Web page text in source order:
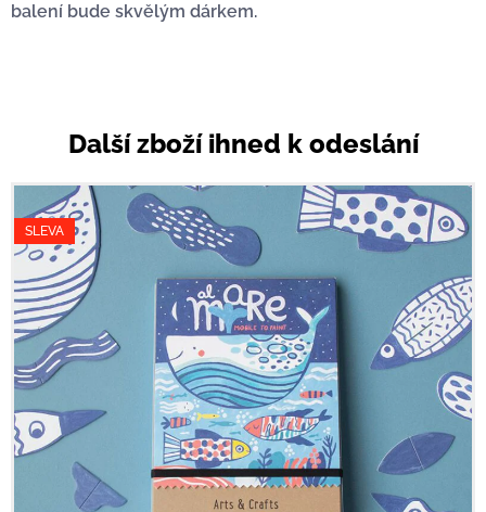
balení bude skvělým dárkem.
Další zboží ihned k odeslání
SLEVA